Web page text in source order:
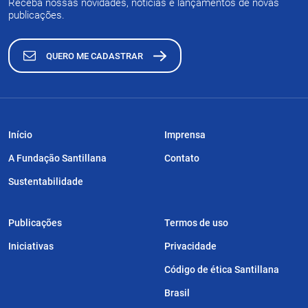
Receba nossas novidades, notícias e lançamentos de novas
publicações.
QUERO ME CADASTRAR
Início
A Fundação Santillana
Sustentabilidade
Publicações
Iniciativas
Imprensa
Contato
Termos de uso
Privacidade
Código de ética Santillana
Brasil